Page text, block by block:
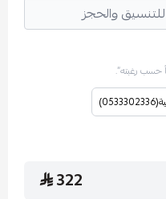
حسب رغبته”.
322